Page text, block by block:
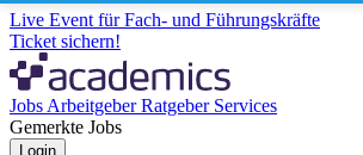
Live Event für Fach- und Führungskräfte
Ticket sichern!
Jobs ArbeitgeberRatgeber Services
Gemerkte Jobs
Login